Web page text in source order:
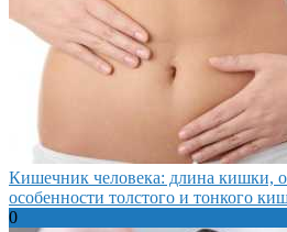
Кишечник человека: длина кишки,
особенности толстого и тонкого
0